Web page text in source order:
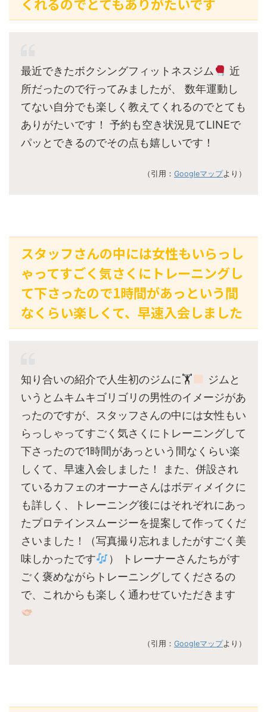
最近できたボクシングフィットネスジム
近
所だったので行ってみましたが、 数年運動し
てない自分でも楽しく教えてくれるのでとても
ありがたいです！ 予約も空き状況見てLINEで
パッとできるのでその点も嬉しいです！
（引用： Googleマップより）
スタッフさんの中には女性もいらっし
ゃってすごく気さくにトレーニングし
て下さったので1時間があっという間
なくらい楽しくて、早速入会しました
知り合いの紹介で人生初のジムに🏋
ジムと
いうとムキムキゴリゴリの男性のイメージがあ
ったのですが、スタッフさんの中には女性もい
らっしゃってすごく気さくにトレーニングして
下さったので1時間があっという間なくらい楽
しくて、早速入会しました！ また、併設され
ているカフェのオーナーさんはボディメイクに
も詳しく、トレーニング後にはそれぞれにあっ
たプロテインスムージーを提案して作ってくだ
さいました！（写真撮り忘れましたがすごく美
味しかったです
） トレーナーさんたちがす
ごく褒めながらトレーニングしてくださるの
で、これからも楽しく通わせていただきます
（引用： Googleマップより）